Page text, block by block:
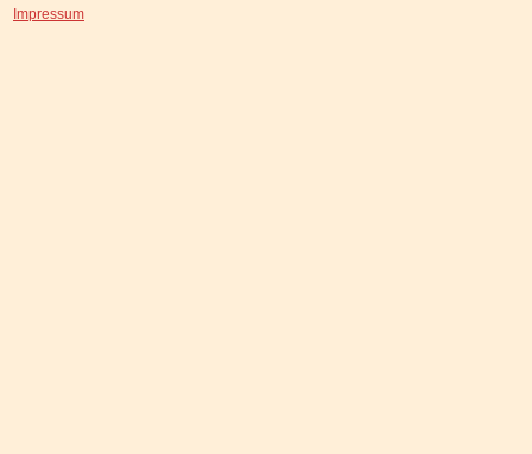
Impressum